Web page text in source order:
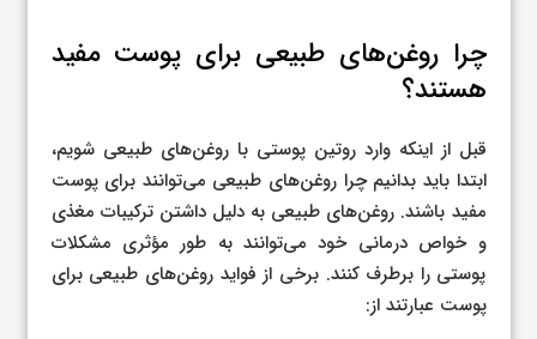
چرا روغن‌های طبیعی برای پوست مفید
هستند؟
قبل از اینکه وارد روتین پوستی با روغن‌های طبیعی شویم،
ابتدا باید بدانیم چرا روغن‌های طبیعی می‌توانند برای پوست
مفید باشند. روغن‌های طبیعی به دلیل داشتن ترکیبات مغذی
و خواص درمانی خود می‌توانند به طور مؤثری مشکلات
پوستی را برطرف کنند. برخی از فواید روغن‌های طبیعی برای
پوست عبارتند از: